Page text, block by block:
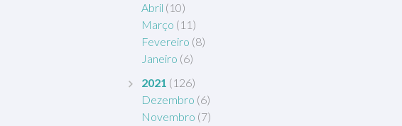
Abril (10)
Março (11)
Fevereiro (8)
Janeiro (6)
2021 (126)
Dezembro (6)
Novembro (7)